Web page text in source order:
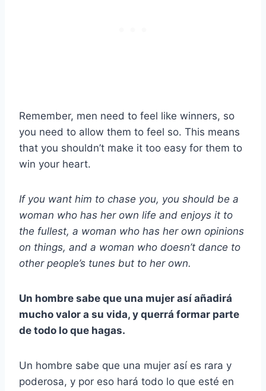
Remember, men need to feel like winners, so
you need to allow them to feel so. This means
that you shouldn’t make it too easy for them to
win your heart.
If you want him to chase you, you should be a
woman who has her own life and enjoys it to
the fullest, a woman who has her own opinions
on things, and a woman who doesn’t dance to
other people’s tunes but to her own.
Un hombre sabe que una mujer así añadirá
mucho valor a su vida, y querrá formar parte
de todo lo que hagas.
Un hombre sabe que una mujer así es rara y
poderosa, y por eso hará todo lo que esté en